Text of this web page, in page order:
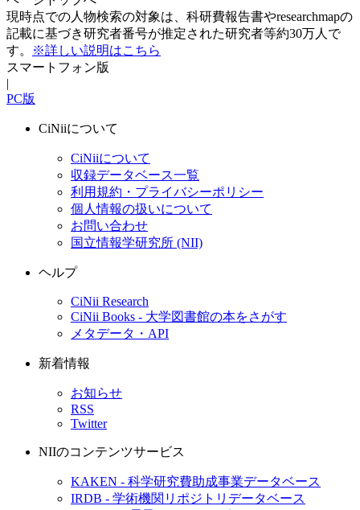
現時点での人物検索の対象は、科研費報告書やresearchmapの
記載に基づき研究者番号が推定された研究者等約30万人で
す。
※詳しい説明はこちら
スマートフォン版
|
PC版
CiNiiについて
CiNiiについて
収録データベース一覧
利用規約・プライバシーポリシー
個人情報の扱いについて
お問い合わせ
国立情報学研究所 (NII)
ヘルプ
CiNii Research
CiNii Books - 大学図書館の本をさがす
メタデータ・API
新着情報
お知らせ
RSS
Twitter
NIIのコンテンツサービス
KAKEN - 科学研究費助成事業データベース
IRDB - 学術機関リポジトリデータベース